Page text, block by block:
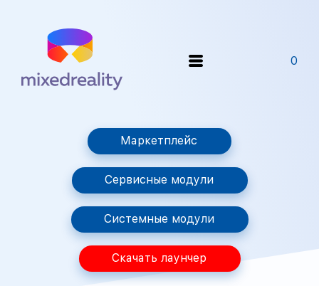
0
Маркетплейс
Сервисные модули
Системные модули
Скачать лаунчер